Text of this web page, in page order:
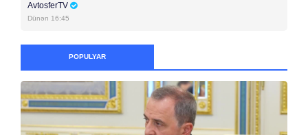
AvtosferTV
Dünən 16:45
POPULYAR